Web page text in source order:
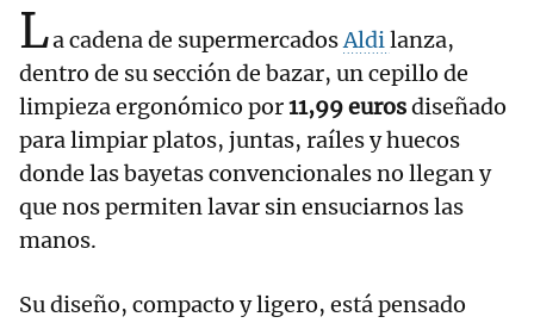
La cadena de supermercadosAldilanza,
dentro de su sección de bazar, un cepillo de
limpieza ergonómico por11,99 eurosdiseñado
para limpiar platos, juntas, raíles y huecos
donde las bayetas convencionales no llegan y
que nos permiten lavar sin ensuciarnos las
manos.
Su diseño, compacto y ligero, está pensado